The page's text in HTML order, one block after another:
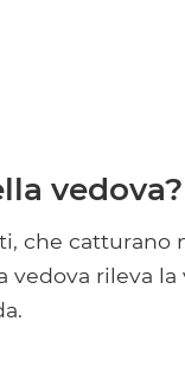
vedova?
che catturano
rileva